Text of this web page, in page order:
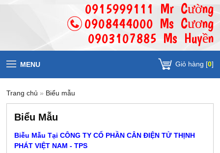
0915999111 Mr Cường
0908444000 Ms Cương
0903107885 Ms Huyền
MENU Giỏ hàng [0]
Trang chủ » Biểu mẫu
Biểu Mẫu
Biễu Mẫu Tại CÔNG TY CỔ PHẦN CÂN ĐIỆN TỬ THỊNH
PHÁT VIỆT NAM - TPS